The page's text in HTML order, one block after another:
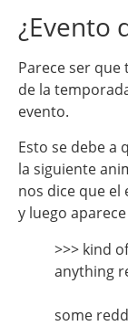
¿Evento
Parece ser
de la
evento.
Esto se debe a
la siguiente
nos dice que
y luego
>>> kind
anything
some